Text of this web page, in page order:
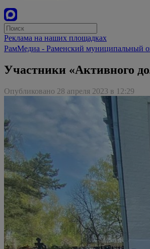
Реклама на наших площадках
РамМедиа - Раменский муниципальный
Участники «Активного
Опубликовано 28 апреля 2023 в 12:29